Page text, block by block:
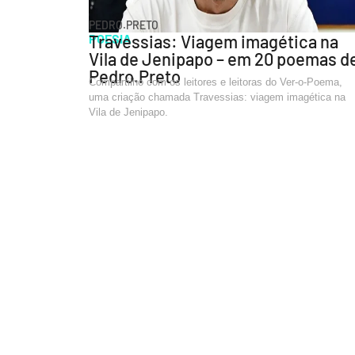
PEDRO.PRETO
POESIA
Travessias: Viagem imagética na
Vila de Jenipapo – em 20 poemas
Pedro.Preto
Compartilho com os leitores e leitoras do Ver-o-Poema,
uma criação chamada Travessias: viagem imagética na
Vila de Jenipapo.